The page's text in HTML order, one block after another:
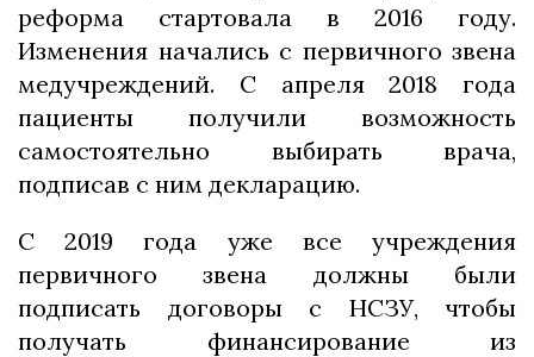
реформа стартовала в 2016 году.
Изменения начались с первичного звена
медучреждений. С апреля 2018 года
пациенты получили возможность
самостоятельно выбирать врача,
подписав с ним декларацию.
С 2019 года уже все учреждения
первичного звена должны были
подписать договоры с НСЗУ, чтобы
получать финансирование из